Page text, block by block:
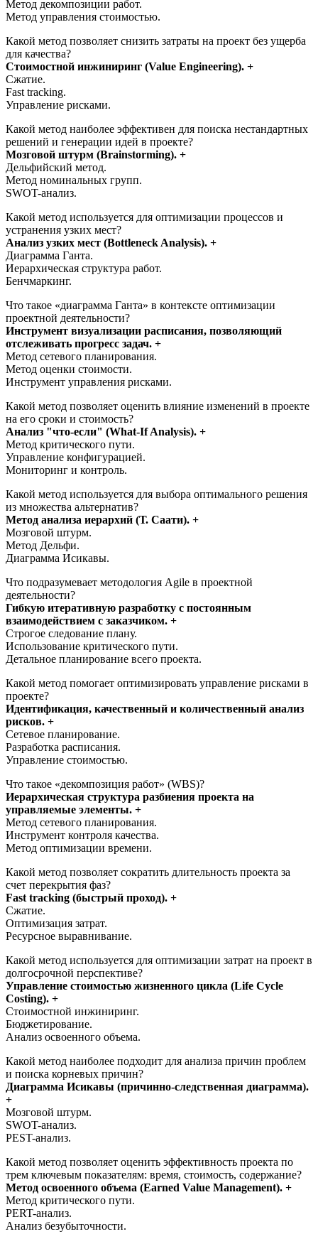
Метод декомпозиции работ.
Метод управления стоимостью.
Какой метод позволяет снизить затраты на проект без ущерба
для качества?
Стоимостной инжиниринг (Value Engineering). +
Сжатие.
Fast tracking.
Управление рисками.
Какой метод наиболее эффективен для поиска нестандартных
решений и генерации идей в проекте?
Мозговой штурм (Brainstorming). +
Дельфийский метод.
Метод номинальных групп.
SWOT-анализ.
Какой метод используется для оптимизации процессов и
устранения узких мест?
Анализ узких мест (Bottleneck Analysis). +
Диаграмма Ганта.
Иерархическая структура работ.
Бенчмаркинг.
Что такое «диаграмма Ганта» в контексте оптимизации
проектной деятельности?
Инструмент визуализации расписания, позволяющий
отслеживать прогресс задач. +
Метод сетевого планирования.
Метод оценки стоимости.
Инструмент управления рисками.
Какой метод позволяет оценить влияние изменений в проекте
на его сроки и стоимость?
Анализ "что-если" (What-If Analysis). +
Метод критического пути.
Управление конфигурацией.
Мониторинг и контроль.
Какой метод используется для выбора оптимального решения
из множества альтернатив?
Метод анализа иерархий (Т. Саати). +
Мозговой штурм.
Метод Дельфи.
Диаграмма Исикавы.
Что подразумевает методология Agile в проектной
деятельности?
Гибкую итеративную разработку с постоянным
взаимодействием с заказчиком. +
Строгое следование плану.
Использование критического пути.
Детальное планирование всего проекта.
Какой метод помогает оптимизировать управление рисками в
проекте?
Идентификация, качественный и количественный анализ
рисков. +
Сетевое планирование.
Разработка расписания.
Управление стоимостью.
Что такое «декомпозиция работ» (WBS)?
Иерархическая структура разбиения проекта на
управляемые элементы. +
Метод сетевого планирования.
Инструмент контроля качества.
Метод оптимизации времени.
Какой метод позволяет сократить длительность проекта за
счет перекрытия фаз?
Fast tracking (быстрый проход). +
Сжатие.
Оптимизация затрат.
Ресурсное выравнивание.
Какой метод используется для оптимизации затрат на проект в
долгосрочной перспективе?
Управление стоимостью жизненного цикла (Life Cycle
Costing). +
Стоимостной инжиниринг.
Бюджетирование.
Анализ освоенного объема.
Какой метод наиболее подходит для анализа причин проблем
и поиска корневых причин?
Диаграмма Исикавы (причинно-следственная диаграмма).
+
Мозговой штурм.
SWOT-анализ.
PEST-анализ.
Какой метод позволяет оценить эффективность проекта по
трем ключевым показателям: время, стоимость, содержание?
Метод освоенного объема (Earned Value Management). +
Метод критического пути.
PERT-анализ.
Анализ безубыточности.